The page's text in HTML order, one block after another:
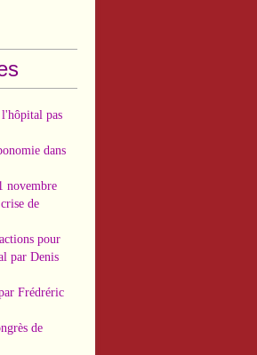
pas
dans
novembre
de
pour
par Denis
Frédréric
de